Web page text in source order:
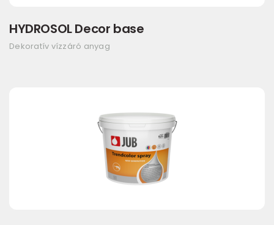
HYDROSOL Decor base
Dekoratív vízzáró anyag